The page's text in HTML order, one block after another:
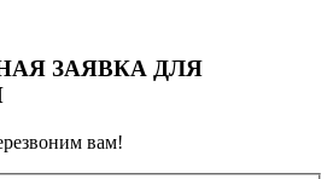
ЗАЯВКА ДЛЯ
вам!